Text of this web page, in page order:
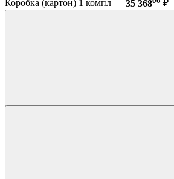
Коробка (картон) 1 компл — 35 368 ₽